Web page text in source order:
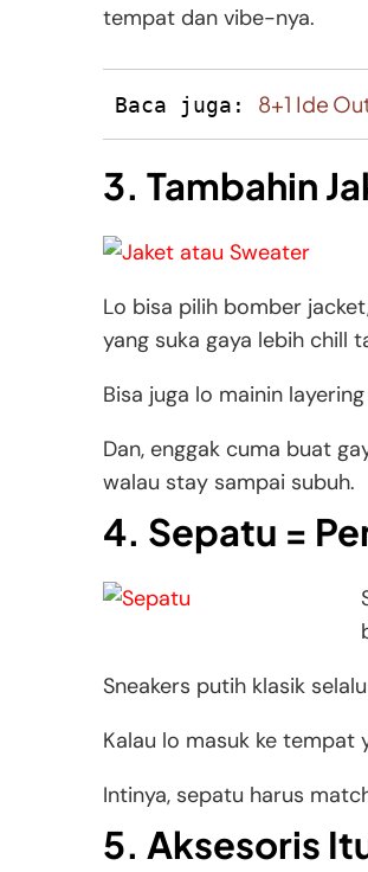
tempat dan vibe-nya.
Baca juga: 8+1 Ide
3. Tambahin
Lo bisa pilih bomber
yang suka gaya lebih chill
Bisa juga lo mainin
Dan, enggak cuma buat
walau stay sampai subuh.
4. Sepatu =
Sneakers putih klasik
Kalau lo masuk ke tempat
Intinya, sepatu harus
5. Aksesoris